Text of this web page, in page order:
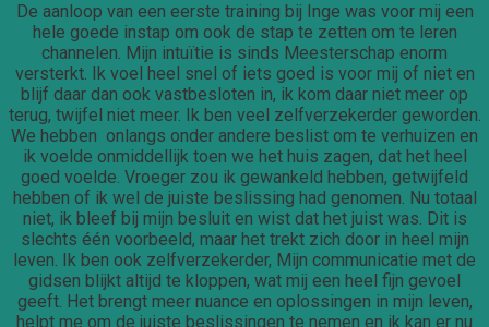
De aanloop van een eerste training bij Inge was voor mij een
hele goede instap om ook de stap te zetten om te leren
channelen. Mijn intuïtie is sinds Meesterschap enorm
versterkt. Ik voel heel snel of iets goed is voor mij of niet en
blijf daar dan ook vastbesloten in, ik kom daar niet meer op
terug, twijfel niet meer. Ik ben veel zelfverzekerder geworden.
We hebben onlangs onder andere beslist om te verhuizen en
ik voelde onmiddellijk toen we het huis zagen, dat het heel
goed voelde. Vroeger zou ik gewankeld hebben, getwijfeld
hebben of ik wel de juiste beslissing had genomen. Nu totaal
niet, ik bleef bij mijn besluit en wist dat het juist was. Dit is
slechts één voorbeeld, maar het trekt zich door in heel mijn
leven. Ik ben ook zelfverzekerder, Mijn communicatie met de
gidsen blijkt altijd te kloppen, wat mij een heel fijn gevoel
geeft. Het brengt meer nuance en oplossingen in mijn leven,
helpt me om de juiste beslissingen te nemen en ik kan er nu